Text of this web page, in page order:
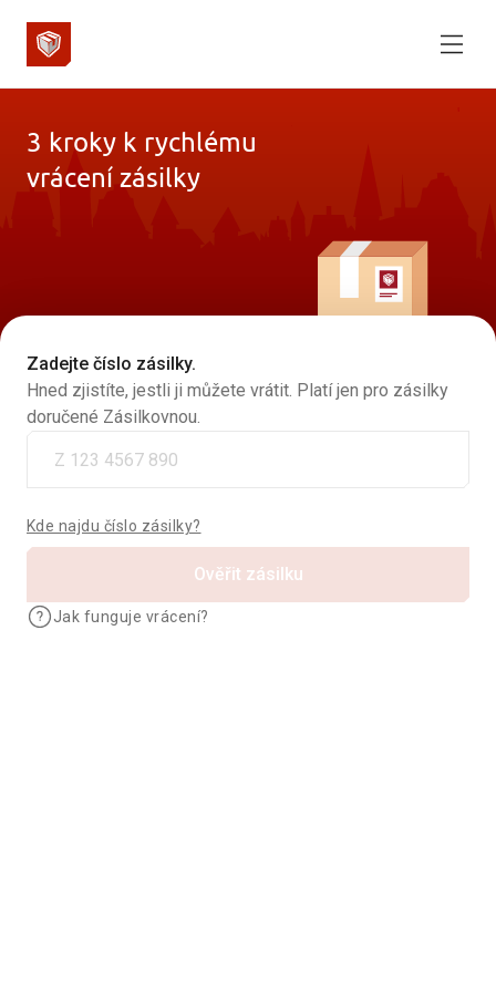
3 kroky k rychlému
vrácení zásilky
Zadejte číslo zásilky.
Hned zjistíte, jestli ji můžete vrátit. Platí jen pro zásilky
doručené Zásilkovnou.
Kde najdu číslo zásilky?
Ověřit zásilku
Jak funguje vrácení?